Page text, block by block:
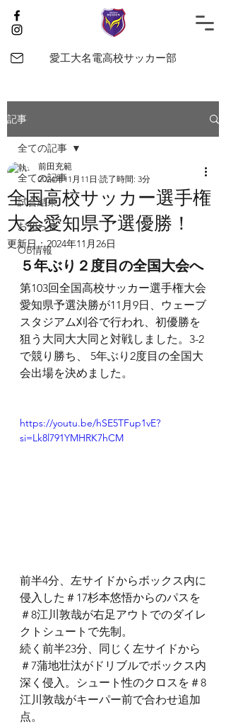
愛工大名電高校サッカー部
記事
全ての記事
試合結果
お知らせ
OB情報
全ての記事
全国高校サッカー選手権
大会愛知県予選優勝！
前田充範
2024年11月11日 読了時間: 3分
更新日：2024年11月26日
５年ぶり２度目の全国大会へ
第103回全国高校サッカー選手権大会
愛知県予選決勝が11月9日、ウェーブ
スタジアム刈谷で行われ、初優勝を
狙う大同大大同と対戦しました。3-2
で競り勝ち、 5年ぶり2度目の全国大
会出場を決めました。
https://youtu.be/hSE5TFup1vE?
si=Lk8l791YMHRK7hCM
前半4分、左サイドからボックス内に
侵入した＃17杉本悠悟からのパスを
＃8江川敦哉が右足アウトでのダイレ
クトシュートで先制。
続く前半23分、同じく左サイドから
＃7蒲地壮汰がドリブルでボックス内
深く侵入。シュート性のクロスを＃8
江川敦哉がキーパー前で合わせ追加
点。